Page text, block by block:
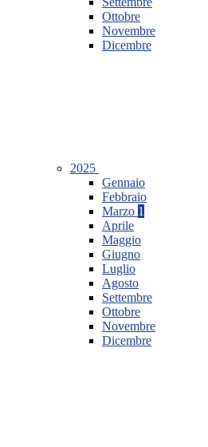
Ottobre
Novembre
Dicembre
2025
Gennaio
Febbraio
Marzo 1
Aprile
Maggio
Giugno
Luglio
Agosto
Settembre
Ottobre
Novembre
Dicembre